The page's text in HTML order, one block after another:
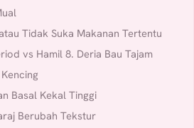
Tidak Suka Makanan Tertentu
vs Hamil 8. Deria Bau Tajam
Basal Kekal Tinggi
Berubah Tekstur